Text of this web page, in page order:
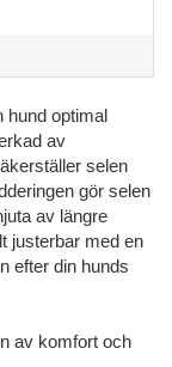
hund optimal
av
selen
gör selen
av längre
justerbar med en
efter din hunds
av komfort och